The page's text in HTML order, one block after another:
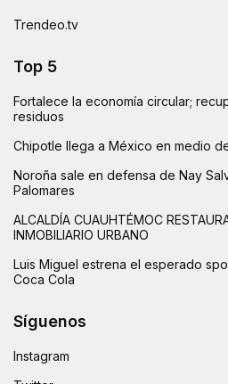
Trendeo.tv
Top 5
Fortalece la economía circular;
residuos
Chipotle llega a México en medio
Noroña sale en defensa de Nay
Palomares
ALCALDÍA CUAUHTÉMOC
INMOBILIARIO URBANO
Luis Miguel estrena el esperado
Coca Cola
Síguenos
Instagram